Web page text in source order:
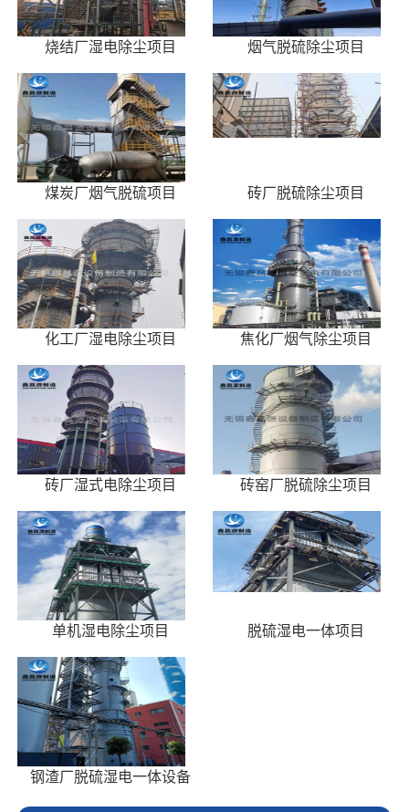
烧结厂湿电除尘项目 烟气脱硫除尘项目
煤炭厂烟气脱硫项目 砖厂脱硫除尘项目
化工厂湿电除尘项目 焦化厂烟气除尘项目
砖厂湿式电除尘项目 砖窑厂脱硫除尘项目
单机湿电除尘项目 脱硫湿电一体项目
钢渣厂脱硫湿电一体设备